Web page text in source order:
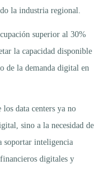
la industria regional.
superior al 30%
la capacidad disponible
de la demanda digital en
los data centers ya no
sino a la necesidad de
soportar inteligencia
digitales y